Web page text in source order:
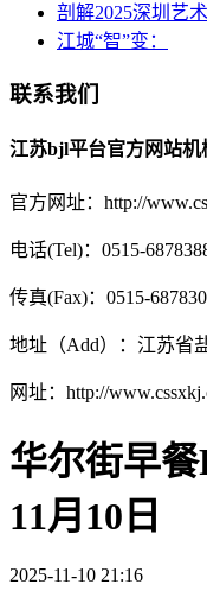
剖解2025深圳艺
江城“智”变：
联系我们
江苏bjl平台官方网站机
官方网址：http://
电话(Tel)：0515-
传真(Fax)：0515-
地址（Add）：江苏省
网址：http://
华尔街早
11月10日
2025-11-10 21:16